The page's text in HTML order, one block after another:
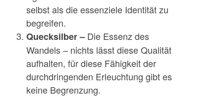
selbst als die essenziele Identität zu
begreifen.
Quecksilber – Die Essenz des
Wandels – nichts lässt diese Qualität
aufhalten, für diese Fähigkeit der
durchdringenden Erleuchtung gibt es
keine Begrenzung.